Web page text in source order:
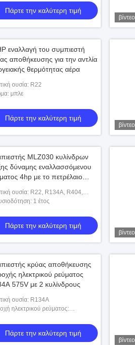
Πάρτε την καλύτερη τιμή
βίντεο
εναλλαγή του συμπιεστή
αποθήκευσης για την αντλία
θερμότητας αέρα
ουσία: R22
μπλε
Πάρτε την καλύτερη τιμή
βίντεο
MLZ030 κυλίνδρων
δύναμης εναλλασσόμενου
4hp με το πετρέλαιο
ουσία: R22, R134A, R404,
1 έτος
Πάρτε την καλύτερη τιμή
βίντεο
κρύας αποθήκευσης
ηλεκτρικού ρεύματος
575V με 2 κυλίνδρους
ουσία: R134A
ηλεκτρικού ρεύματος:
Πάρτε την καλύτερη τιμή
βίντεο